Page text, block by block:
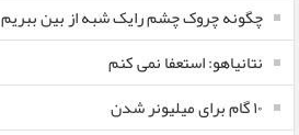
چگونه چروک چشم رایک شبه از بین ببریم
نتانیاهو: استعفا نمی کنم
۱۰ گام برای میلیونر شدن